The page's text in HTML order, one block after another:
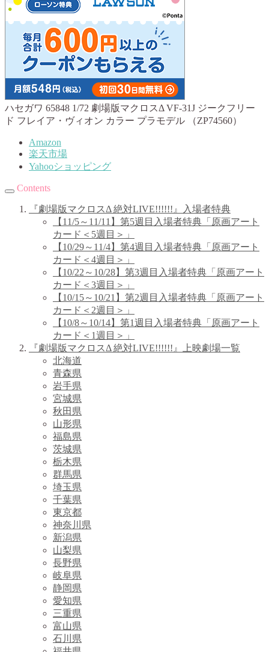
ハセガワ 65848 1/72 劇場版マクロスΔ VF-31J ジークフリー
ド フレイア・ヴィオン カラー プラモデル （ZP74560）
Amazon
楽天市場
Yahooショッピング
Contents
『劇場版マクロスΔ 絶対LIVE!!!!!!』入場者特典
【11/5～11/11】第5週目入場者特典「原画アート
カード＜5週目＞」
【10/29～11/4】第4週目入場者特典「原画アート
カード＜4週目＞」
【10/22～10/28】第3週目入場者特典「原画アート
カード＜3週目＞」
【10/15～10/21】第2週目入場者特典「原画アート
カード＜2週目＞」
【10/8～10/14】第1週目入場者特典「原画アート
カード＜1週目＞」
『劇場版マクロスΔ 絶対LIVE!!!!!!』上映劇場一覧
北海道
青森県
岩手県
宮城県
秋田県
山形県
福島県
茨城県
栃木県
群馬県
埼玉県
千葉県
東京都
神奈川県
新潟県
山梨県
長野県
岐阜県
静岡県
愛知県
三重県
富山県
石川県